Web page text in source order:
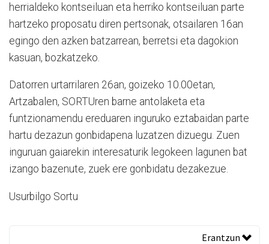
herrialdeko kontseiluan eta herriko kontseiluan parte
hartzeko proposatu diren pertsonak, otsailaren 16an
egingo den azken batzarrean, berretsi eta dagokion
kasuan, bozkatzeko.
Datorren urtarrilaren 26an, goizeko 10.00etan,
Artzabalen, SORTUren barne antolaketa eta
funtzionamendu ereduaren inguruko eztabaidan parte
hartu dezazun gonbidapena luzatzen dizuegu. Zuen
inguruan gaiarekin interesaturik legokeen lagunen bat
izango bazenute, zuek ere gonbidatu dezakezue.
Usurbilgo Sortu
Erantzun